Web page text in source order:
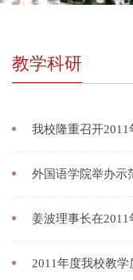
教学科研
我校隆重召开
外国语学院举办示
姜波理事长在
2011年度我校教